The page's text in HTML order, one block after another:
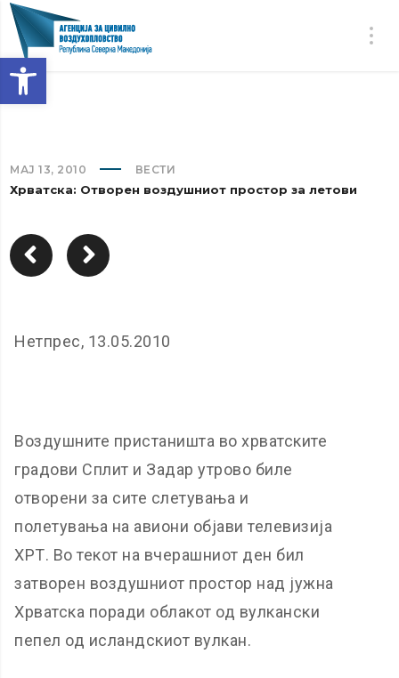
Open toolbar
МАЈ 13, 2010 ВЕСТИ
Хрватска: Отворен воздушниот простор за летови
Нетпрес, 13.05.2010
Воздушните пристаништа во хрватските
градови Сплит и Задар утрово биле
отворени за сите слетувања и
полетувања на авиони објави телевизија
ХРТ. Во текот на вчерашниот ден бил
затворен воздушниот простор над јужна
Хрватска поради облакот од вулкански
пепел од исландскиот вулкан.